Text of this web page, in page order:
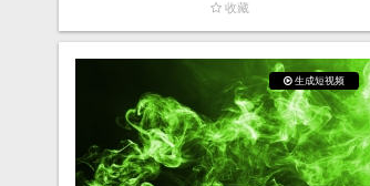
收藏
生成短视频